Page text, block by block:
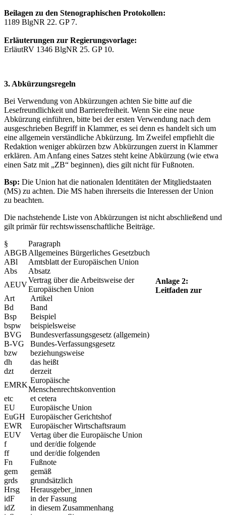
Beilagen zu den Stenographischen Protokollen:
1189 BlgNR 22. GP 7.
Erläuterungen zur Regierungsvorlage:
ErläutRV 1346 BlgNR 25. GP 10.
3. Abkürzungsregeln
Bei Verwendung von Abkürzungen achten Sie bitte auf die
Lesefreundlichkeit und Barrierefreiheit. Wenn Sie eine neue
Abkürzung einführen, bitte bei der ersten Verwendung nach dem
ausgeschrieben Begriff in Klammer, es sei denn es handelt sich um
eine allgemein verständliche Abkürzung. Im Zweifel empfiehlt die
Redaktion weniger abkürzen bzw Abkürzungen zuerst in Klammer
erklären. Am Anfang eines Satzes steht keine Abkürzung (wie etwa
einen Satz mit „ZB“ beginnen), dies gilt nicht für Fußnoten.
Bsp: Die Union hat die nationalen Identitäten der Mitgliedstaaten
(MS) zu achten. Die MS haben ihrerseits die Interessen der Union
zu beachten.
Die nachstehende Liste von Abkürzungen ist nicht abschließend und
gilt primär für rechtswissenschaftliche Beiträge.
§
Paragraph
ABGBAllgemeines Bürgerliches Gesetzbuch
ABl
Amtsblatt der Europäischen Union
Abs
Absatz
AEUV
Vertrag über die Arbeitsweise der
Europäischen Union
Art
Artikel
Bd
Band
Bsp
Beispiel
bspw
beispielsweise
BVG
Bundesverfassungsgesetz (allgemein)
B-VG
Bundes-Verfassungsgesetz
bzw
beziehungsweise
dh
das heißt
dzt
derzeit
EMRK
Europäische
Menschenrechtskonvention
etc
et cetera
EU
Europäische Union
EuGH
Europäischer Gerichtshof
EWR
Europäischer Wirtschaftsraum
EUV
Vertag über die Europäische Union
f
und der/die folgende
ff
und der/die folgenden
Fn
Fußnote
gem
gemäß
grds
grundsätzlich
Hrsg
Herausgeber_innen
idF
in der Fassung
idZ
in diesem Zusammenhang
Anlage 2:
Leitfaden zur